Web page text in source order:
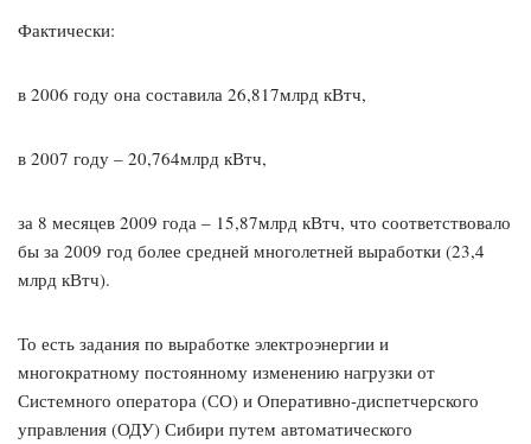
Фактически:
в 2006 году она составила 26,817млрд кВтч,
в 2007 году – 20,764млрд кВтч,
за 8 месяцев 2009 года – 15,87млрд кВтч, что соответствовало
бы за 2009 год более средней многолетней выработки (23,4
млрд кВтч).
То есть задания по выработке электроэнергии и
многократному постоянному изменению нагрузки от
Системного оператора (СО) и Оперативно-диспетчерского
управления (ОДУ) Сибири путем автоматического